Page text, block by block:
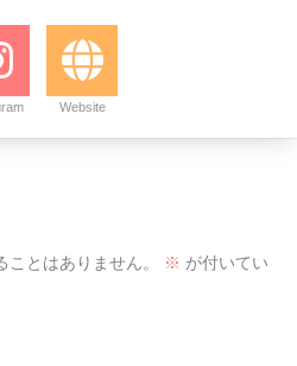
Website
とはありません。 ※ が付いてい